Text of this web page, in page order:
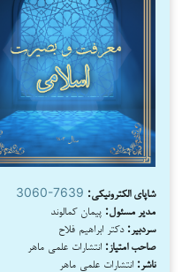
شاپای الکترونیکی: 3060-7639
مدیر مسئول: پیمان کمالوند
سردبیر: دکتر ابراهیم فلاح
صاحب امتیاز: انتشارات علمی ماهر
ناشر: انتشارات علمی ماهر